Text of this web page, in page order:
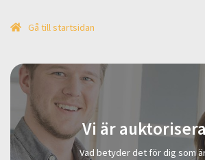
Gå till startsidan
Vi är
Vad betyder det för dig som